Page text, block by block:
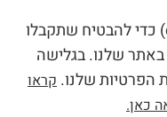
אנו משתמשים בעוגיות (cookies) כדי להבטיח שתקבלו
באתר שלנו. בגלישה
הפרטיות שלנו. קראו
כאן.